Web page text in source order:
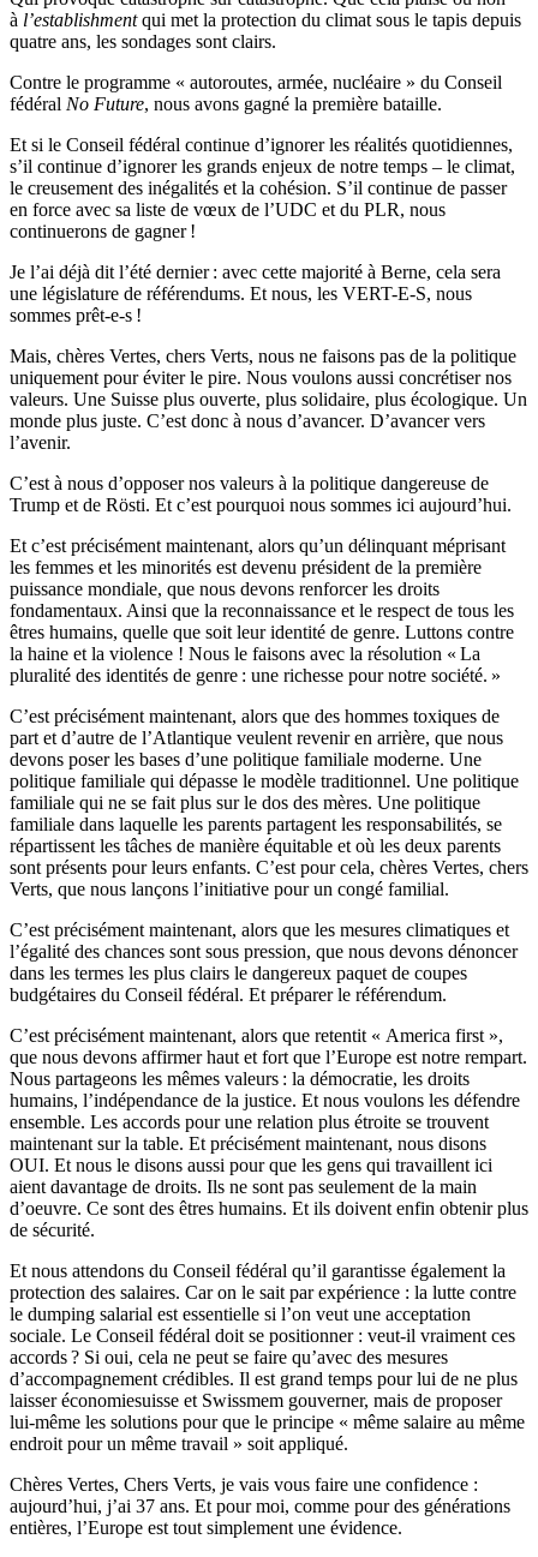
à l’establishmentqui met la protection du climat sous le tapis depuis
quatre ans, les sondages sont clairs.
Contre le programme « autoroutes, armée, nucléaire » du Conseil
fédéral No Future, nous avons gagné la première bataille.
Et si le Conseil fédéral continue d’ignorer les réalités quotidiennes,
s’il continue d’ignorer les grands enjeux de notre temps – le climat,
le creusement des inégalités et la cohésion. S’il continue de passer
en force avec sa liste de vœux de l’UDC et du PLR, nous
continuerons de gagner !
Je l’ai déjà dit l’été dernier : avec cette majorité à Berne, cela sera
une législature de référendums. Et nous, les VERT-E-S, nous
sommes prêt-e-s !
Mais, chères Vertes, chers Verts, nous ne faisons pas de la politique
uniquement pour éviter le pire. Nous voulons aussi concrétiser nos
valeurs. Une Suisse plus ouverte, plus solidaire, plus écologique. Un
monde plus juste. C’est donc à nous d’avancer. D’avancer vers
l’avenir.
C’est à nous d’opposer nos valeurs à la politique dangereuse de
Trump et de Rösti. Et c’est pourquoi nous sommes ici aujourd’hui.
Et c’est précisément maintenant, alors qu’un délinquant méprisant
les femmes et les minorités est devenu président de la première
puissance mondiale, que nous devons renforcer les droits
fondamentaux. Ainsi que la reconnaissance et le respect de tous les
êtres humains, quelle que soit leur identité de genre. Luttons contre
la haine et la violence ! Nous le faisons avec la résolution « La
pluralité des identités de genre : une richesse pour notre société. »
C’est précisément maintenant, alors que des hommes toxiques de
part et d’autre de l’Atlantique veulent revenir en arrière, que nous
devons poser les bases d’une politique familiale moderne. Une
politique familiale qui dépasse le modèle traditionnel. Une politique
familiale qui ne se fait plus sur le dos des mères. Une politique
familiale dans laquelle les parents partagent les responsabilités, se
répartissent les tâches de manière équitable et où les deux parents
sont présents pour leurs enfants. C’est pour cela, chères Vertes, chers
Verts, que nous lançons l’initiative pour un congé familial.
C’est précisément maintenant, alors que les mesures climatiques et
l’égalité des chances sont sous pression, que nous devons dénoncer
dans les termes les plus clairs le dangereux paquet de coupes
budgétaires du Conseil fédéral. Et préparer le référendum.
C’est précisément maintenant, alors que retentit « America first »,
que nous devons affirmer haut et fort que l’Europe est notre rempart.
Nous partageons les mêmes valeurs : la démocratie, les droits
humains, l’indépendance de la justice. Et nous voulons les défendre
ensemble. Les accords pour une relation plus étroite se trouvent
maintenant sur la table. Et précisément maintenant, nous disons
OUI. Et nous le disons aussi pour que les gens qui travaillent ici
aient davantage de droits. Ils ne sont pas seulement de la main
d’oeuvre. Ce sont des êtres humains. Et ils doivent enfin obtenir plus
de sécurité.
Et nous attendons du Conseil fédéral qu’il garantisse également la
protection des salaires. Car on le sait par expérience : la lutte contre
le dumping salarial est essentielle si l’on veut une acceptation
sociale. Le Conseil fédéral doit se positionner : veut-il vraiment ces
accords ? Si oui, cela ne peut se faire qu’avec des mesures
d’accompagnement crédibles. Il est grand temps pour lui de ne plus
laisser économiesuisse et Swissmem gouverner, mais de proposer
lui-même les solutions pour que le principe « même salaire au même
endroit pour un même travail » soit appliqué.
Chères Vertes, Chers Verts, je vais vous faire une confidence :
aujourd’hui, j’ai 37 ans. Et pour moi, comme pour des générations
entières, l’Europe est tout simplement une évidence.